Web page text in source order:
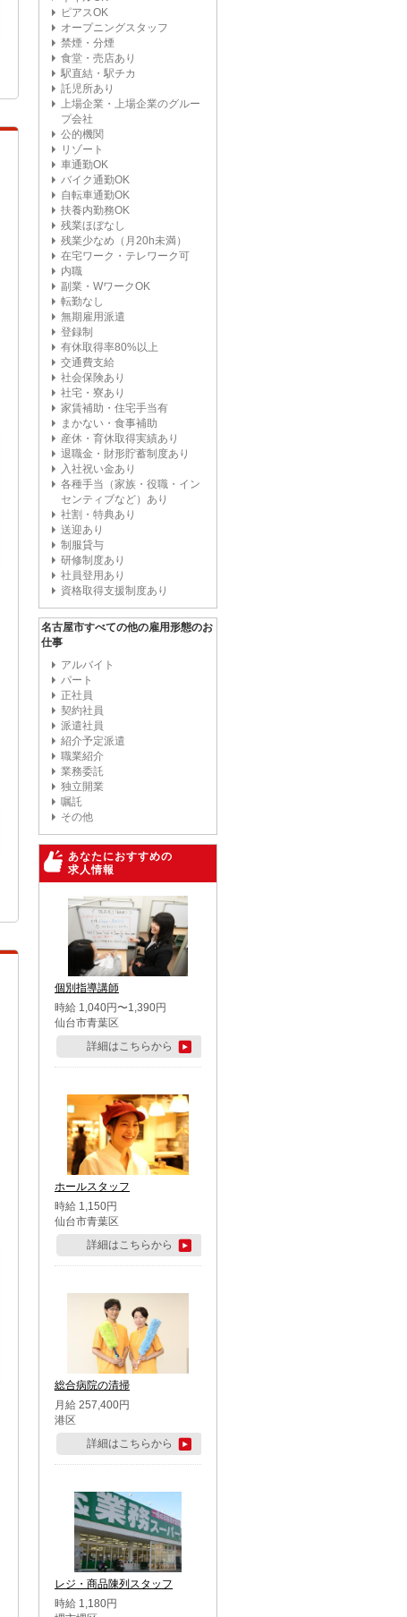
ピアスOK
オープニングスタッフ
禁煙・分煙
食堂・売店あり
駅直結・駅チカ
託児所あり
上場企業・上場企業のグルー
プ会社
公的機関
リゾート
車通勤OK
バイク通勤OK
自転車通勤OK
扶養内勤務OK
残業ほぼなし
残業少なめ（月20h未満）
在宅ワーク・テレワーク可
内職
副業・WワークOK
転勤なし
無期雇用派遣
登録制
有休取得率80%以上
交通費支給
社会保険あり
社宅・寮あり
家賃補助・住宅手当有
まかない・食事補助
産休・育休取得実績あり
退職金・財形貯蓄制度あり
入社祝い金あり
各種手当（家族・役職・イン
センティブなど）あり
社割・特典あり
送迎あり
制服貸与
研修制度あり
社員登用あり
資格取得支援制度あり
名古屋市すべての他の雇用形態のお
仕事
アルバイト
パート
正社員
契約社員
派遣社員
紹介予定派遣
職業紹介
業務委託
独立開業
嘱託
その他
あなたにおすすめの
求人情報
個別指導講師
時給 1,040円〜1,390円
仙台市青葉区
詳細はこちらから
ホールスタッフ
時給 1,150円
仙台市青葉区
詳細はこちらから
総合病院の清掃
月給 257,400円
港区
詳細はこちらから
レジ・商品陳列スタッフ
時給 1,180円